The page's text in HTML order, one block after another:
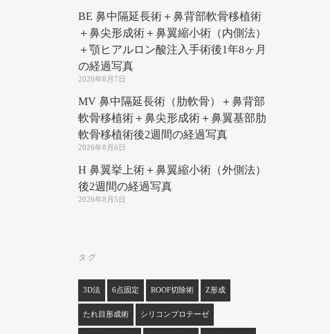
BE 鼻中隔延長術＋鼻背部軟骨移植術
＋鼻尖形成術＋鼻翼縮小術（内側法）
＋顎ヒアルロン酸注入手術後1年8ヶ月
の経過写真
2026年8月7日
MV 鼻中隔延長術（肋軟骨）＋鼻背部
軟骨移植術＋鼻尖形成術＋鼻翼基部肋
軟骨移植術後2週間の経過写真
2026年8月6日
H 鼻翼挙上術＋鼻翼縮小術（外側法）
後2週間の経過写真
2026年8月5日
タグ
3D法 6点固定 ROOF切除術 Z形成
たれ目形成術 シリコンプロテーゼ